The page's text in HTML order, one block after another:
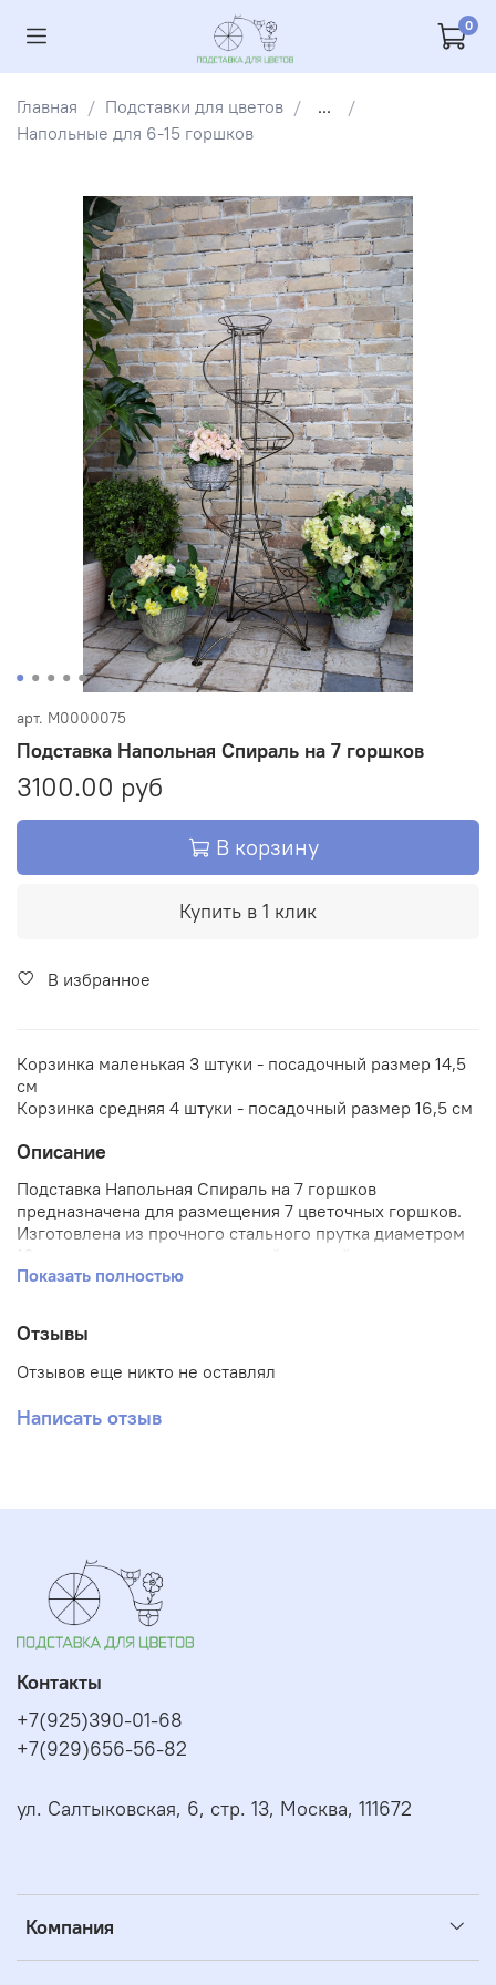
0
Главная Подставки для цветов
...
Напольные для 6-15 горшков
арт. М0000075
Подставка Напольная Спираль на 7 горшков
3100.00 руб
В корзину
Купить в 1 клик
В избранное
Корзинка маленькая 3 штуки - посадочный размер 14,5
см
Корзинка средняя 4 штуки - посадочный размер 16,5 см
Описание
Подставка Напольная Спираль на 7 горшков
предназначена для размещения 7 цветочных горшков.
Изготовлена из прочного стального прутка диаметром
Состоит из 3 корзинок (нижнее кольцо корзинки 14,5
3,5 см) и 4 корзинок (нижнее кольцо корзинки 16,5 см,
верхнее кольцо корзинки 24 см, высота корзинки 3,5
см), которые располагаются ассиметрично для
просторного роста Ваших растений. Эта напольная
подставка идеально сэкономит место, прекрасно
впишется в интерьер даже небольшого помещения и
Показать полностью
Отзывы
Отзывов еще никто не оставлял
Написать отзыв
Компания
Контакты
+7(925)390-01-68
+7(929)656-56-82
ул. Салтыковская, 6, стр. 13, Москва, 111672